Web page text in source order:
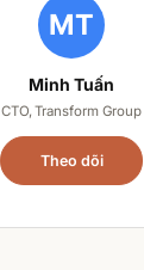
Minh Tuấn
CTO, Transform Group
Theo dõi